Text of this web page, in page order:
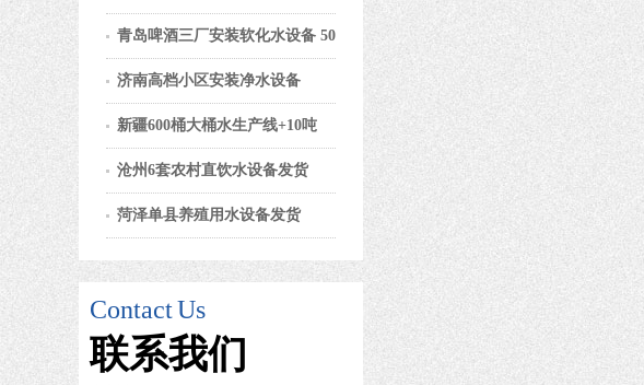
青岛啤酒三厂安装软化水设备 50
济南高档小区安装净水设备
新疆600桶大桶水生产线+10吨
沧州6套农村直饮水设备发货
菏泽单县养殖用水设备发货
ContactUs
联系我们